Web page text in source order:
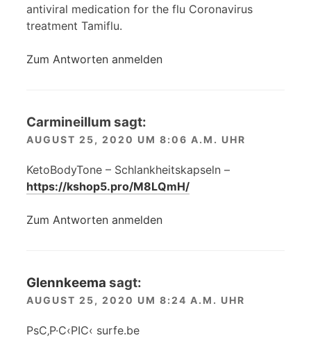
antiviral medication for the flu Coronavirus
treatment Tamiflu.
Zum Antworten anmelden
Carmineillum sagt:
AUGUST 25, 2020 UM 8:06 A.M. UHR
KetoBodyTone – Schlankheitskapseln –
https://kshop5.pro/M8LQmH/
Zum Antworten anmelden
Glennkeema sagt:
AUGUST 25, 2020 UM 8:24 A.M. UHR
РѕС‚Р·С‹РІС‹ surfe.be